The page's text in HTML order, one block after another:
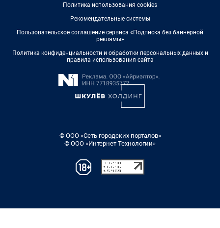
Политика использования cookies
Рекомендательные системы
Пользовательское соглашение сервиса «Подписка без баннерной
рекламы»
Политика конфиденциальности и обработки персональных данных и
правила использования сайта
© ООО «Сеть городских порталов»
© ООО «Интернет Технологии»